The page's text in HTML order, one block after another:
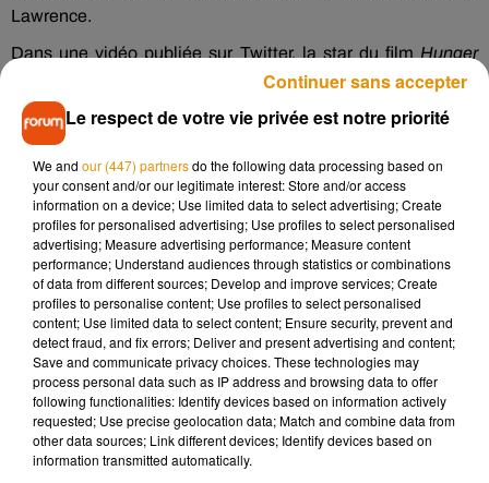
Lawrence.
Dans une vidéo publiée sur Twitter, la star du film Hunger
court et hurle dans une rue déserte de Boston vêtue
d’un pyjama rose (ci-dessous). «
que d’organiser une fête pour une seule personne
», écrit-elle
sous sa publication pour faire référence aux mesures
barrières mises en place pour lutter contre la pandémie de
coronavirus. En l’espace de quelques heures, l’euphorie de
l’actrice de 30 ans est devenue virale avec plus de 441 000
vues au compteur.
Had no choice but to throw a party for 1
#comeonbostonletsparty pic.twitter.com/qvSEVip0Mh
— Jennifer Lawrence - Represent.Us
(@JLawrence_RepUs)November 7, 2020
Le respect de votre vie privée est notre priorité
We and our (447) partnersdo the following data processing based on
your consent and/or our legitimate interest: Store and/or access
information on a device; Use limited data to select advertising; Create
profiles for personalised advertising; Use profiles to select personalised
advertising; Measure advertising performance; Measure content
performance; Understand audiences through statistics or combinations
of data from different sources; Develop and improve services; Create
profiles to personalise content; Use profiles to select personalised
content; Use limited data to select content; Ensure security, prevent and
detect fraud, and fix errors; Deliver and present advertising and content;
Save and communicate privacy choices. These technologies may
process personal data such as IP address and browsing data to offer
following functionalities: Identify devices based on information actively
requested; Use precise geolocation data; Match and combine data from
other data sources; Link different devices; Identify devices based on
information transmitted automatically.
Continuer sans accepter